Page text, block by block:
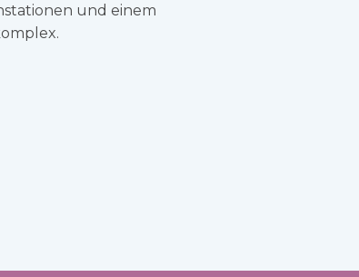
und einem